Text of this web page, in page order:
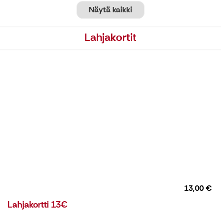
Näytä kaikki
Lahjakortit
13,00 €
Lahjakortti 13€